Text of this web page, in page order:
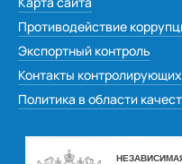
Противодействие
Экспортный контроль
Контакты
Политика в области